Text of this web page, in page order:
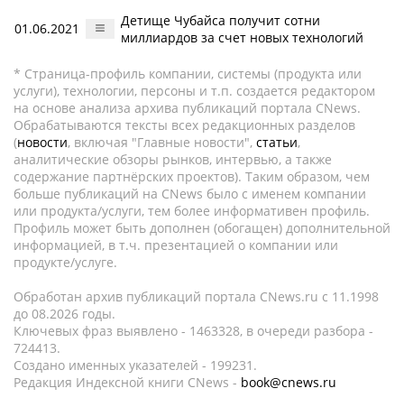
01.06.2021
Детище Чубайса получит сотни
миллиардов за счет новых технологий
* Страница-профиль компании, системы (продукта или
услуги), технологии, персоны и т.п. создается редактором
на основе анализа архива публикаций портала CNews.
Обрабатываются тексты всех редакционных разделов
(новости, включая "Главные новости", статьи,
аналитические обзоры рынков, интервью, а также
содержание партнёрских проектов). Таким образом, чем
больше публикаций на CNews было с именем компании
или продукта/услуги, тем более информативен профиль.
Профиль может быть дополнен (обогащен) дополнительной
информацией, в т.ч. презентацией о компании или
продукте/услуге.
Обработан архив публикаций портала CNews.ru c 11.1998
до 08.2026 годы.
Ключевых фраз выявлено - 1463328, в очереди разбора -
724413.
Создано именных указателей - 199231.
Редакция Индексной книги CNews - book@cnews.ru